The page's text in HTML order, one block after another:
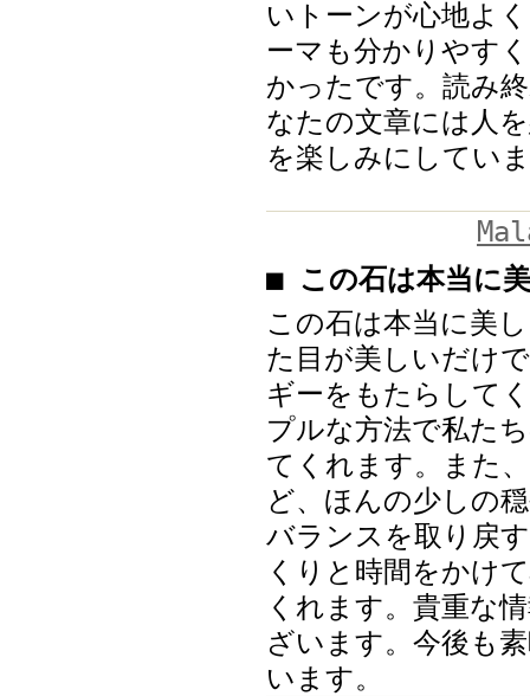
いトーンが心地よ
ーマも分かりやす
かったです。読み
なたの文章には人
を楽しみにしてい
■ この石は本当に
この石は本当に美
た目が美しいだけ
ギーをもたらして
プルな方法で私た
てくれます。また
ど、ほんの少しの
バランスを取り戻
くりと時間をかけ
くれます。貴重な
ざいます。今後も
います。